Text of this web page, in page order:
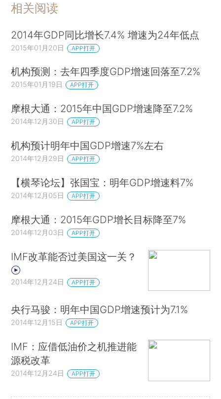
相关阅读
2014年GDP同比增长7.4% 增速为24年低点
2015年01月20日 APP打开
机构预测：去年四季度GDP增速回落至7.2%
2015年01月19日 APP打开
摩根大通：2015年中国GDP增速降至7.2%
2014年12月30日 APP打开
机构预计明年中国GDP增速7%左右
2014年12月29日 APP打开
【横琴论坛】张国宝：明年GDP增速料7%
2014年12月05日 APP打开
摩根大通：2015年GDP增长目标降至7%
2014年12月03日 APP打开
IMF改革能否过美国这一关？
2014年12月24日 APP打开
央行马骏：明年中国GDP增速预计为7.1%
2014年12月15日 APP打开
IMF：应借低油价之机推进能
源税改革
2014年12月24日 APP打开